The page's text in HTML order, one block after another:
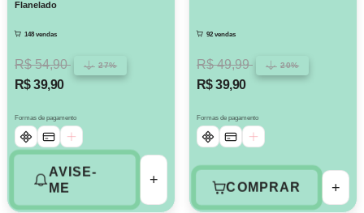
Flanelado
148 vendas
R$ 54,90 27%
R$ 39,90
Formas de pagamento
AVISE-
ME
+
92 vendas
R$ 49,99 20%
R$ 39,90
Formas de pagamento
COMPRAR +